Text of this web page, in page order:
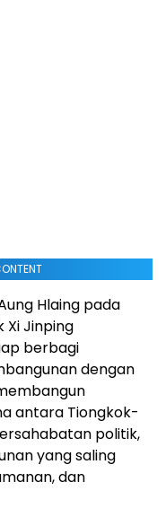
Hlaing pada
Xi Jinping
berbagi
dengan
antara Tiongkok-
politik,
yang saling
dan